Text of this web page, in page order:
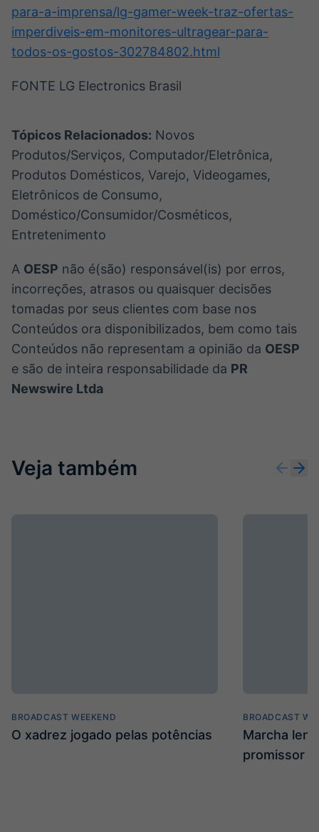
para-a-imprensa/lg-gamer-week-traz-ofertas-
imperdiveis-em-monitores-ultragear-para-
todos-os-gostos-302784802.html
FONTE LG Electronics Brasil
Tópicos Relacionados: Novos
Produtos/Serviços, Computador/Eletrônica,
Produtos Domésticos, Varejo, Videogames,
Eletrônicos de Consumo,
Doméstico/Consumidor/Cosméticos,
Entretenimento
A OESP não é(são) responsável(is) por erros,
incorreções, atrasos ou quaisquer decisões
tomadas por seus clientes com base nos
Conteúdos ora disponibilizados, bem como tais
Conteúdos não representam a opinião da OESP
e são de inteira responsabilidade da PR
Newswire Ltda
Veja também
BROADCAST WEEKEND
O xadrez jogado pelas potências
BROADCAST
Marcha
promissor